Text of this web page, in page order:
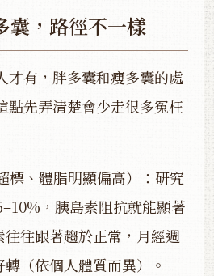
囊，路徑不一樣
才有，胖多囊和瘦多囊的處
點先弄清楚會少走很多冤枉
標、體脂明顯偏高）：研究
，胰島素阻抗就能顯著
往跟著趨於正常，月經週
（依個人體質而異）。